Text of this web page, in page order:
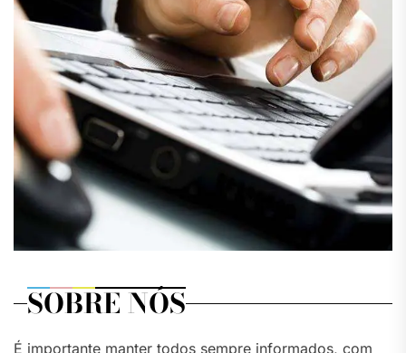
SOBRE NÓS
É importante manter todos sempre informados, com